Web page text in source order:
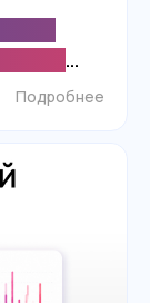
Подробнее